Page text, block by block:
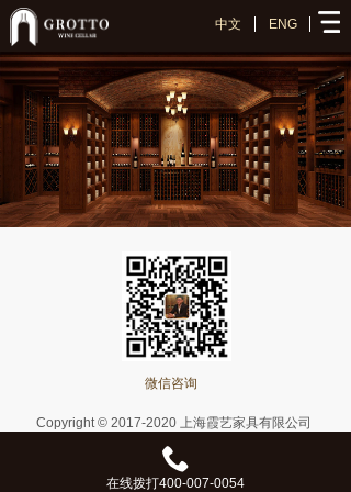
中文 ENG
网站首页
案例中心
酒窖攻略
新闻资讯
Copyright © 2017-2020 上海霞艺家具有限公司
微信咨询
在线拨打400-007-0054